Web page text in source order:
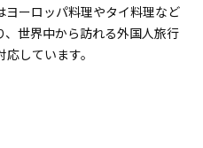
ーロッパ料理やタイ料理など
世界中から訪れる外国人旅行
しています。